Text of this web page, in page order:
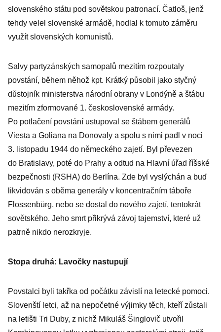
slovenského státu pod sovětskou patronací. Čatloš, jenž
tehdy velel slovenské armádě, hodlal k tomuto záměru
využít slovenských komunistů.
Salvy partyzánských samopalů mezitím rozpoutaly
povstání, během něhož kpt. Krátký působil jako styčný
důstojník ministerstva národní obrany v Londýně a štábu
mezitím zformované 1. československé armády.
Po potlačení povstání ustupoval se štábem generálů
Viesta a Goliana na Donovaly a spolu s nimi padl v noci
3. listopadu 1944 do německého zajetí. Byl převezen
do Bratislavy, poté do Prahy a odtud na Hlavní úřad říšské
bezpečnosti (RSHA) do Berlína. Zde byl vyslýchán a buď
likvidován s oběma generály v koncentračním táboře
Flossenbürg, nebo se dostal do nového zajetí, tentokrát
sovětského. Jeho smrt přikrývá závoj tajemství, které už
patrně nikdo nerozkryje.
Stopa druhá: Lavočky nastupují
Povstalci byli takřka od počátku závislí na letecké pomoci.
Slovenští letci, až na nepočetné výjimky těch, kteří zůstali
na letišti Tri Duby, z nichž Mikuláš Šinglovič utvořil